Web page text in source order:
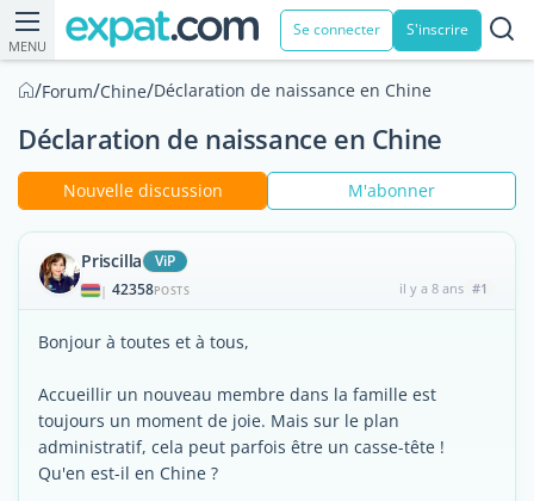
MENU
Se connecter S'inscrire
/Forum/Chine/Déclaration de naissance en Chine
Déclaration de naissance en Chine
Nouvelle discussion M'abonner
Priscilla ViP
| 42358POSTS il y a 8 ans #1
Bonjour à toutes et à tous,
Accueillir un nouveau membre dans la famille est
toujours un moment de joie. Mais sur le plan
administratif, cela peut parfois être un casse-tête !
Qu'en est-il en Chine ?